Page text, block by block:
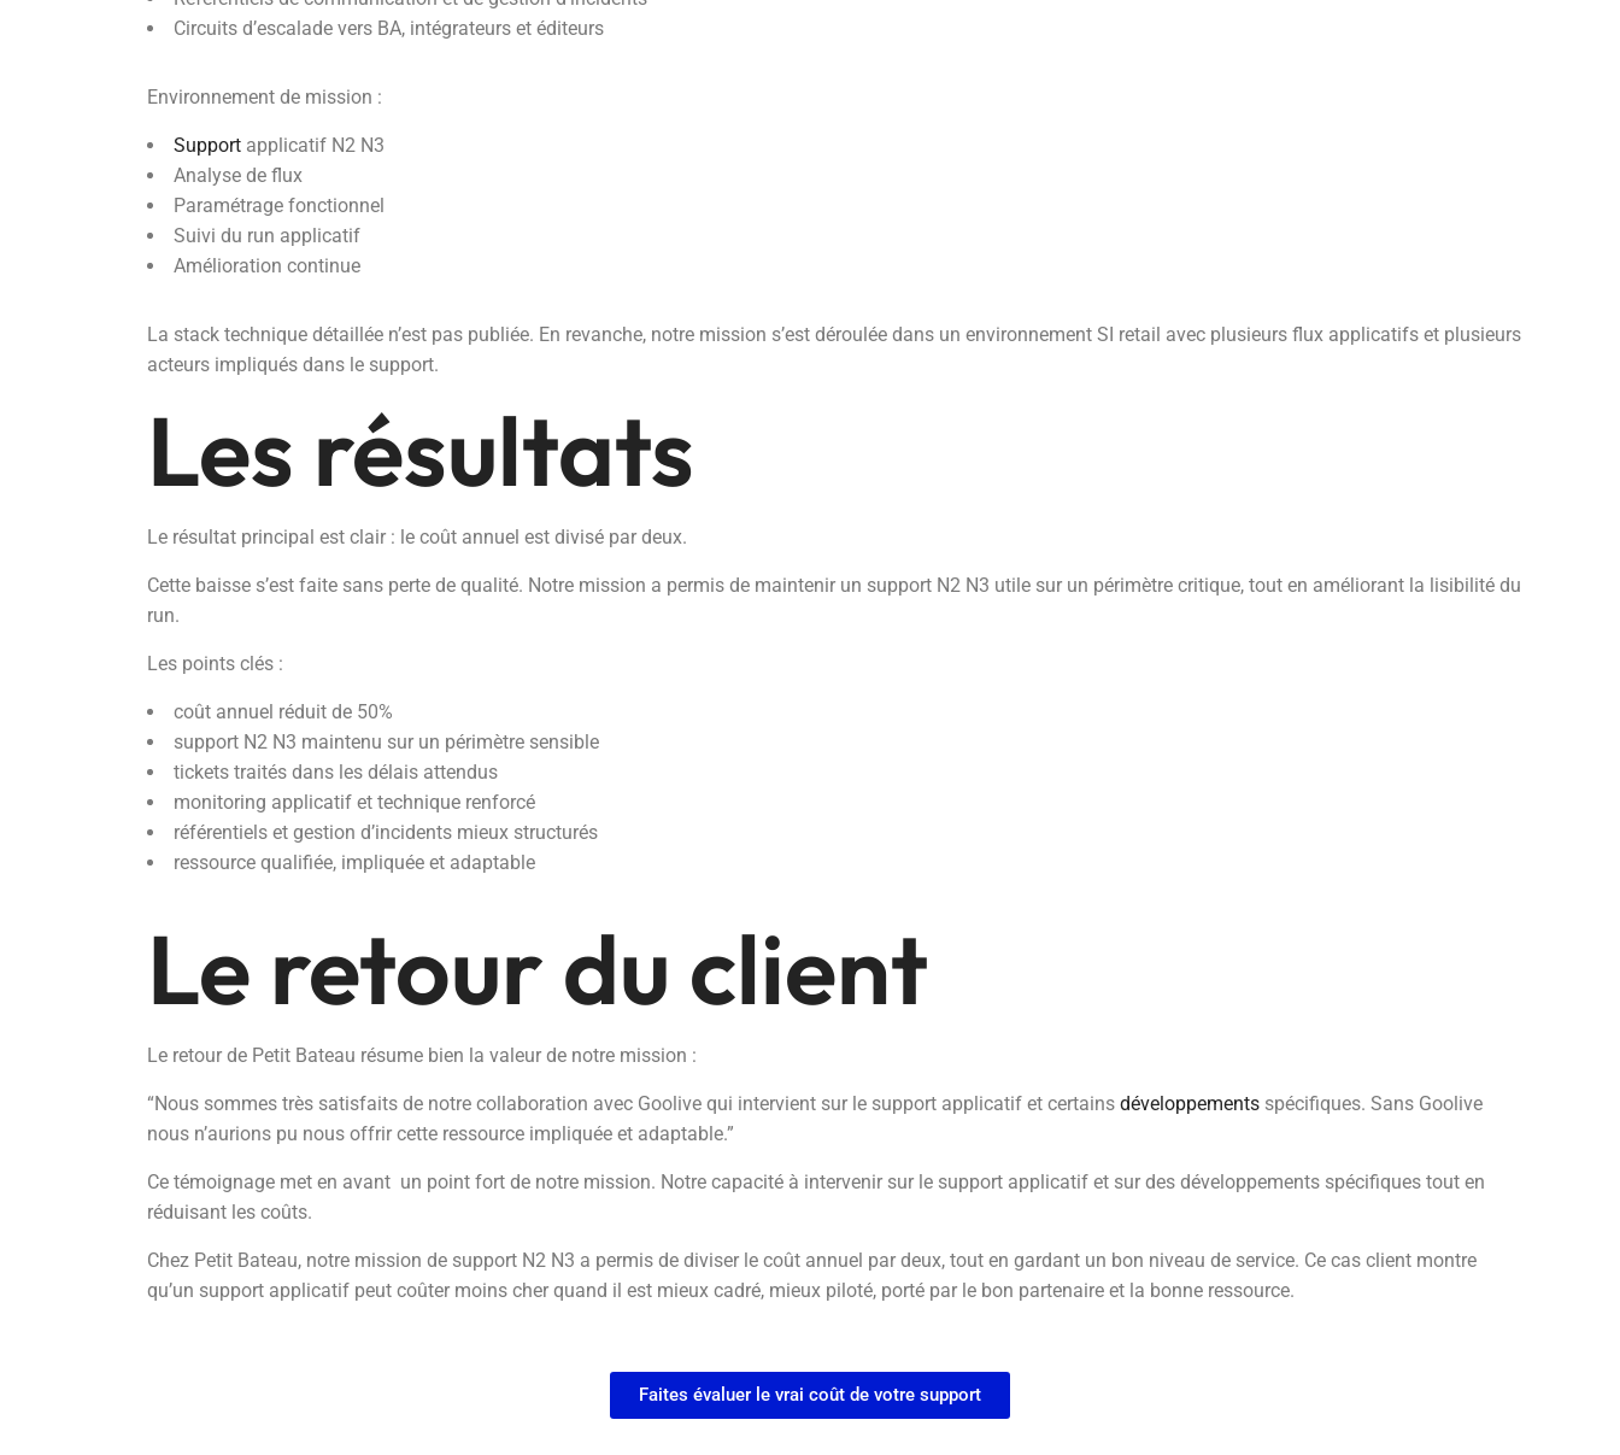
Circuits d’escalade vers BA, intégrateurs et éditeurs
Environnement de mission :
Support applicatif N2 N3
Analyse de flux
Paramétrage fonctionnel
Suivi du run applicatif
Amélioration continue
La stack technique détaillée n’est pas publiée. En revanche, notre mission s’est déroulée dans un environnement SI retail avec plusieurs flux applicatifs et plusieurs
acteurs impliqués dans le support.
Les résultats
Le résultat principal est clair : le coût annuel est divisé par deux.
Cette baisse s’est faite sans perte de qualité. Notre mission a permis de maintenir un support N2 N3 utile sur un périmètre critique, tout en améliorant la lisibilité du
run.
Les points clés :
coût annuel réduit de 50%
support N2 N3 maintenu sur un périmètre sensible
tickets traités dans les délais attendus
monitoring applicatif et technique renforcé
référentiels et gestion d’incidents mieux structurés
ressource qualifiée, impliquée et adaptable
Le retour du client
Le retour de Petit Bateau résume bien la valeur de notre mission :
“Nous sommes très satisfaits de notre collaboration avec Goolive qui intervient sur le support applicatif et certains développements spécifiques. Sans Goolive
nous n’aurions pu nous offrir cette ressource impliquée et adaptable.”
Ce témoignage met en avant un point fort de notre mission. Notre capacité à intervenir sur le support applicatif et sur des développements spécifiques tout en
réduisant les coûts.
Chez Petit Bateau, notre mission de support N2 N3 a permis de diviser le coût annuel par deux, tout en gardant un bon niveau de service. Ce cas client montre
qu’un support applicatif peut coûter moins cher quand il est mieux cadré, mieux piloté, porté par le bon partenaire et la bonne ressource.
Faites évaluer le vrai coût de votre support